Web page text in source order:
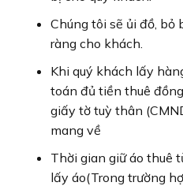
Chúng tôi sẽ ủi đồ, bỏ
ràng cho khách.
Khi quý khách lấy
toán đủ tiền thuê
giấy tờ tuỳ thân
mang về
Thời gian giữ áo thuê
lấy áo(Trong trường